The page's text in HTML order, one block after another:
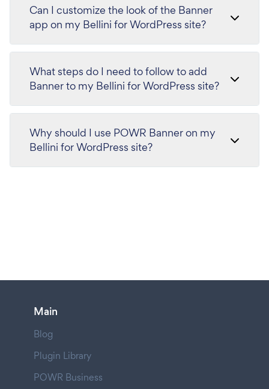
Can I customize the look of the Banner
app on my Bellini for WordPress site?
What steps do I need to follow to add
Banner to my Bellini for WordPress site?
Why should I use POWR Banner on my
Bellini for WordPress site?
Main
Blog
Plugin Library
POWR Business